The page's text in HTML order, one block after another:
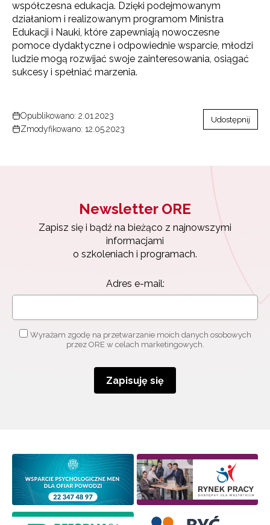
współczesna edukacja. Dzięki podejmowanym
działaniom i realizowanym programom Ministra
Edukacji i Nauki, które zapewniają nowoczesne
pomoce dydaktyczne i odpowiednie wsparcie, młodzi
ludzie mogą rozwijać swoje zainteresowania, osiągać
sukcesy i spełniać marzenia.
Opublikowano: 2.01.2023
Zmodyfikowano: 12.05.2023
Udostępnij
Newsletter ORE
Zapisz się i bądź na bieżąco z najnowszymi
informacjami
o szkoleniach i programach.
Adres e-mail:
Wyrażam zgodę na przetwarzanie moich danych osobowych
przez ORE w celach marketingowych.
Zapisuję się